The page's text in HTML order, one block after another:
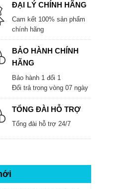
ĐẠI LÝ CHÍNH HÃNG
Cam kết 100% sản phẩm
chính hãng
BẢO HÀNH CHÍNH
HÃNG
Bảo hành 1 đổi 1
Đổi trả trong vòng 07 ngày
TỔNG ĐÀI HỖ TRỢ
Tổng đài hỗ trợ 24/7